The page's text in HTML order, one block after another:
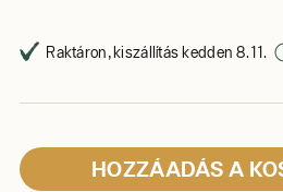
Raktáron, kiszállítás kedden 8. 11.
HOZZÁADÁS A